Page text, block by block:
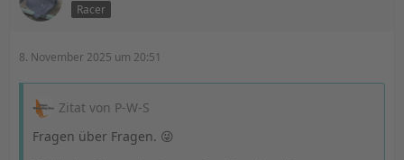
Racer
8. November 2025 um 20:51
Zitat von P-W-S
Fragen über Fragen. 😜